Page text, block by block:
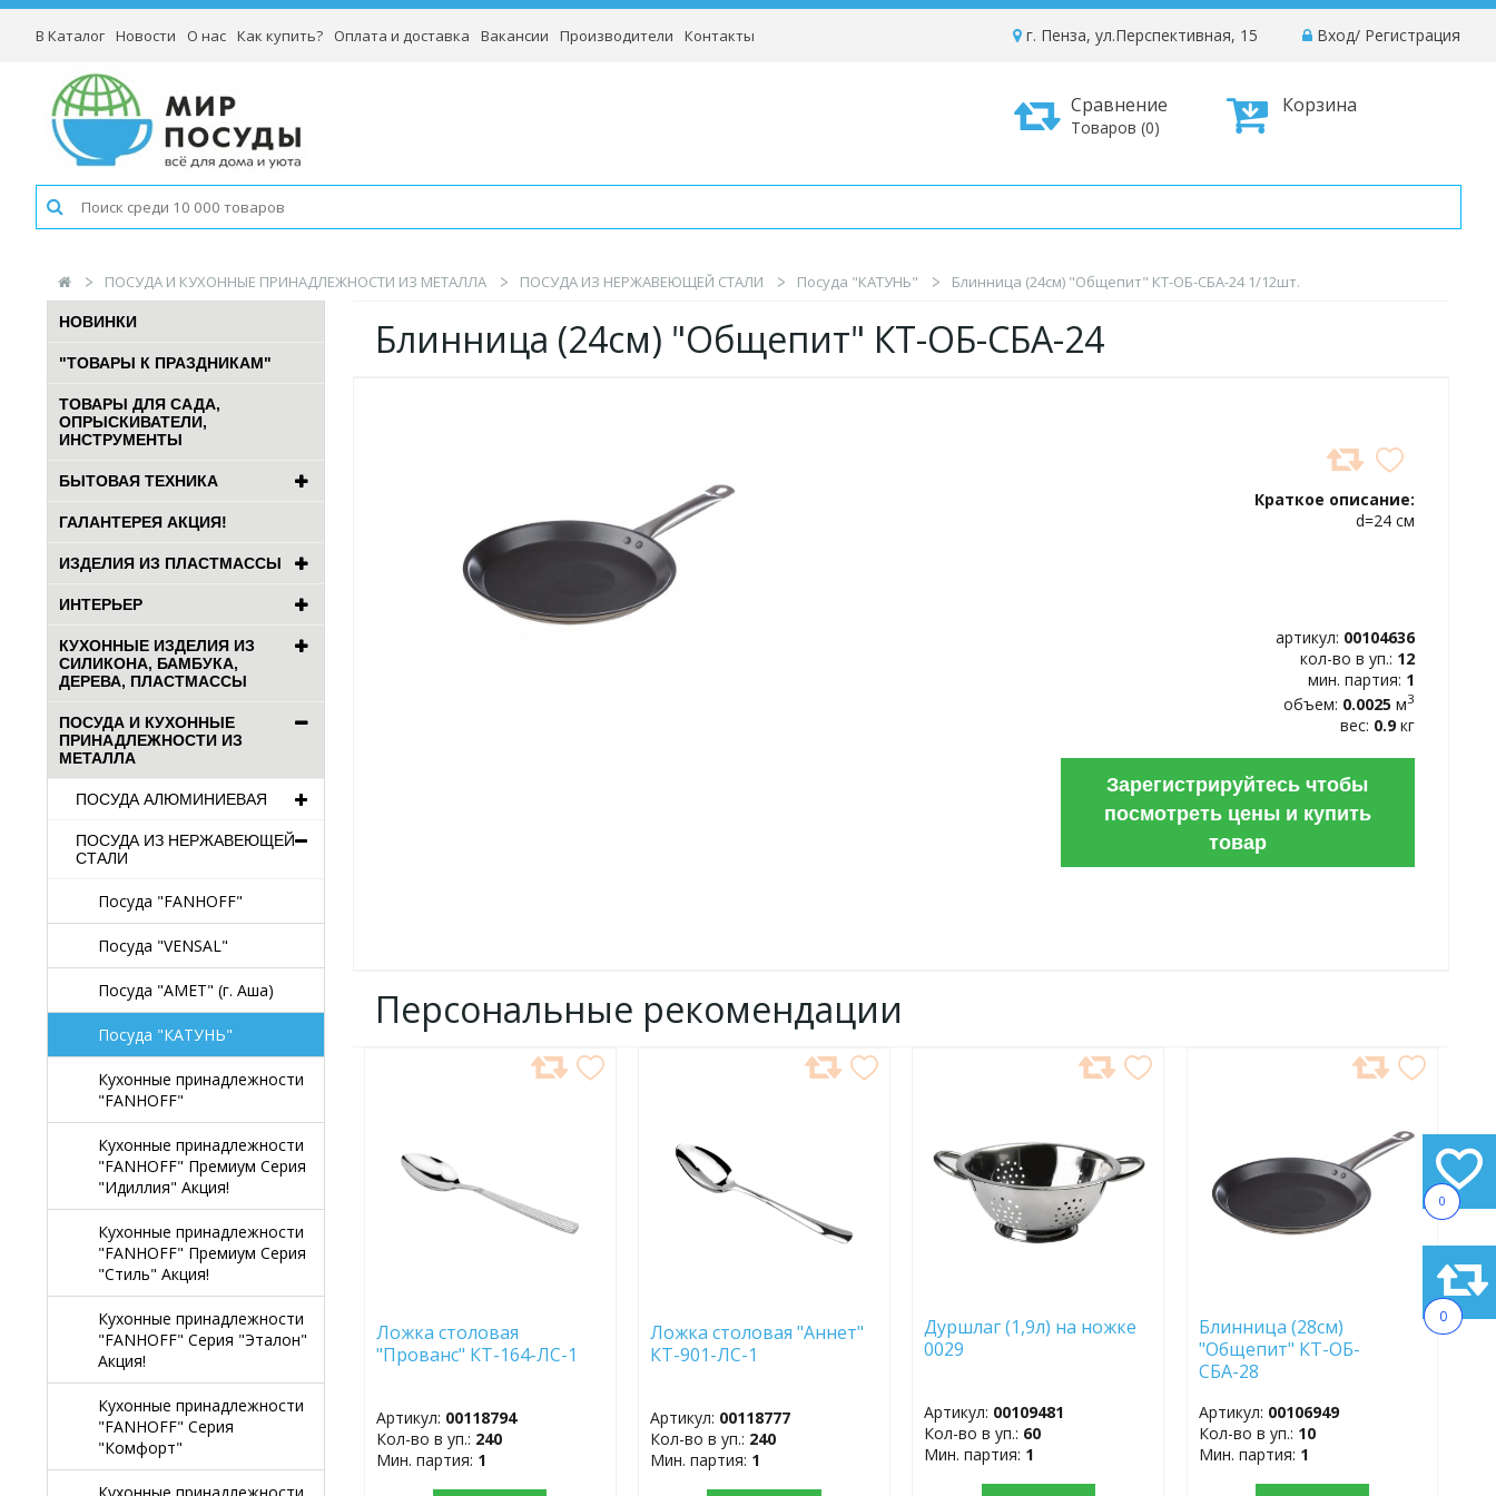
0
0
В Каталог Новости О нас Как купить? Оплата и доставка Вакансии Производители Контакты Вход/ Регистрация
г. Пенза, ул.Перспективная, 15
Корзина
Сравнение
Товаров (0)
ПОСУДА И КУХОННЫЕ ПРИНАДЛЕЖНОСТИ ИЗ МЕТАЛЛА ПОСУДА ИЗ НЕРЖАВЕЮЩЕЙ СТАЛИ Посуда "КАТУНЬ" Блинница (24см) "Общепит" КТ-ОБ-СБА-24 1/12шт.
НОВИНКИ
"ТОВАРЫ К ПРАЗДНИКАМ"
ТОВАРЫ ДЛЯ САДА,
ОПРЫСКИВАТЕЛИ,
ИНСТРУМЕНТЫ
БЫТОВАЯ ТЕХНИКА
ГАЛАНТЕРЕЯ АКЦИЯ!
ИЗДЕЛИЯ ИЗ ПЛАСТМАССЫ
ИНТЕРЬЕР
КУХОННЫЕ ИЗДЕЛИЯ ИЗ
СИЛИКОНА, БАМБУКА,
ДЕРЕВА, ПЛАСТМАССЫ
ПОСУДА И КУХОННЫЕ
ПРИНАДЛЕЖНОСТИ ИЗ
МЕТАЛЛА
ПОСУДА АЛЮМИНИЕВАЯ
ПОСУДА ИЗ НЕРЖАВЕЮЩЕЙ
СТАЛИ
Посуда "FANHOFF"
Посуда "VENSAL"
Посуда "АМЕТ" (г. Аша)
Посуда "КАТУНЬ"
Кухонные принадлежности
"FANHOFF"
Кухонные принадлежности
"FANHOFF" Премиум Серия
"Идиллия" Акция!
Кухонные принадлежности
"FANHOFF" Премиум Серия
"Стиль" Акция!
Кухонные принадлежности
"FANHOFF" Серия "Эталон"
Акция!
Кухонные принадлежности
"FANHOFF" Серия
"Комфорт"
Блинница (24см) "Общепит" КТ-ОБ-СБА-24
Краткое описание:
d=24 см
артикул: 00104636
кол-во в уп.: 12
мин. партия: 1
объем: 0.0025 м3
вес: 0.9кг
Зарегистрируйтесь чтобы
посмотреть цены и купить
товар
Персональные рекомендации
Ложка столовая
"Прованс" КТ-164-ЛС-1
Артикул: 00118794
Кол-во в уп.: 240
Мин. партия: 1
Ложка столовая "Аннет"
КТ-901-ЛС-1
Артикул: 00118777
Кол-во в уп.: 240
Мин. партия: 1
Дуршлаг (1,9л) на ножке
0029
Артикул: 00109481
Кол-во в уп.: 60
Мин. партия: 1
Блинница (28см)
"Общепит" КТ-ОБ-
СБА-28
Артикул: 00106949
Кол-во в уп.: 10
Мин. партия: 1